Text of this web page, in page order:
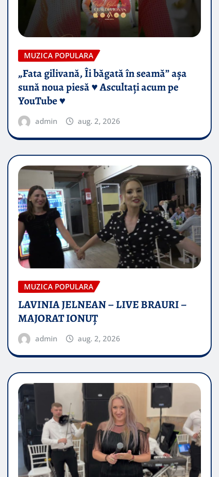
MUZICA POPULARA
„Fata gilivană, Îi băgată în seamă” așa
sună noua piesă ♥️ Ascultați acum pe
YouTube ♥️
admin aug. 2, 2026
MUZICA POPULARA
LAVINIA JELNEAN – LIVE BRAURI –
MAJORAT IONUŢ
admin aug. 2, 2026